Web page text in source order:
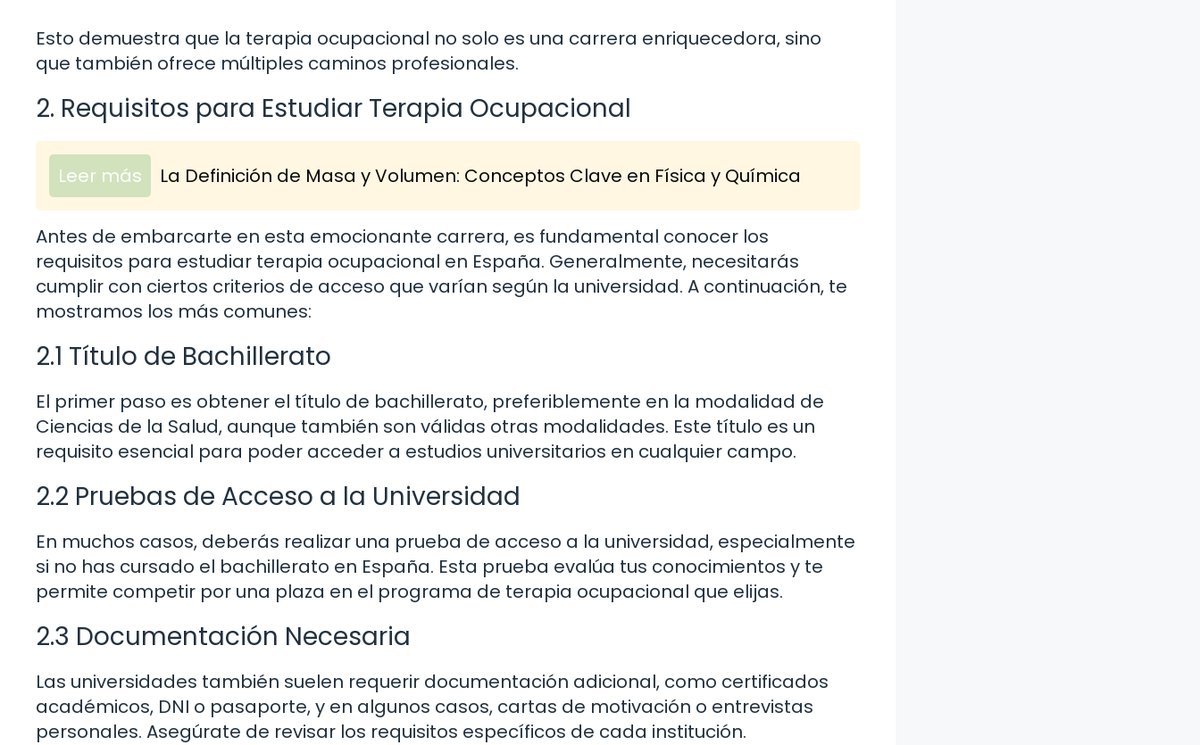
Esto demuestra que la terapia ocupacional no solo es una carrera enriquecedora, sino
que también ofrece múltiples caminos profesionales.
2. Requisitos para Estudiar Terapia Ocupacional
Leer más La Definición de Masa y Volumen: Conceptos Clave en Física y Química
Antes de embarcarte en esta emocionante carrera, es fundamental conocer los
requisitos para estudiar terapia ocupacional en España. Generalmente, necesitarás
cumplir con ciertos criterios de acceso que varían según la universidad. A continuación, te
mostramos los más comunes:
2.1 Título de Bachillerato
El primer paso es obtener el título de bachillerato, preferiblemente en la modalidad de
Ciencias de la Salud, aunque también son válidas otras modalidades. Este título es un
requisito esencial para poder acceder a estudios universitarios en cualquier campo.
2.2 Pruebas de Acceso a la Universidad
En muchos casos, deberás realizar una prueba de acceso a la universidad, especialmente
si no has cursado el bachillerato en España. Esta prueba evalúa tus conocimientos y te
permite competir por una plaza en el programa de terapia ocupacional que elijas.
2.3 Documentación Necesaria
Las universidades también suelen requerir documentación adicional, como certificados
académicos, DNI o pasaporte, y en algunos casos, cartas de motivación o entrevistas
personales. Asegúrate de revisar los requisitos específicos de cada institución.